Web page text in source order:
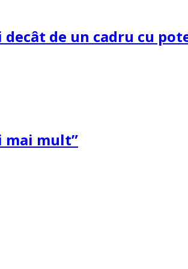
de un cadru cu
mai mult”